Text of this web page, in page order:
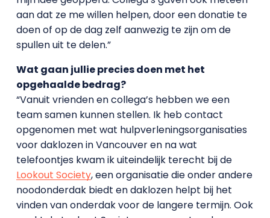
aan dat ze me willen helpen, door een donatie te
doen of op de dag zelf aanwezig te zijn om de
spullen uit te delen.”
Wat gaan jullie precies doen met het
opgehaalde bedrag?
“Vanuit vrienden en collega’s hebben we een
team samen kunnen stellen. Ik heb contact
opgenomen met wat hulpverleningsorganisaties
voor daklozen in Vancouver en na wat
telefoontjes kwam ik uiteindelijk terecht bij de
Lookout Society, een organisatie die onder andere
noodonderdak biedt en daklozen helpt bij het
vinden van onderdak voor de langere termijn. Ook